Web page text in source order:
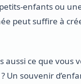
enfants ou
peut suffire à
aussi ce que vous
Un souvenir